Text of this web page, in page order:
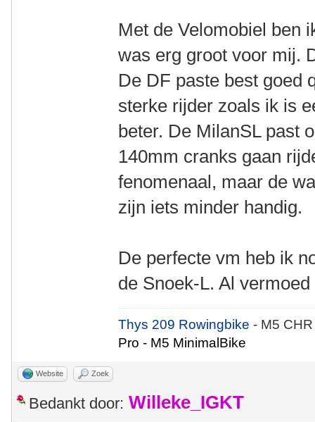
Met de Velomobiel ben
was erg groot voor mij.
De DF paste best goed
sterke rijder zoals ik is
beter. De MilanSL past
140mm cranks gaan
fenomenaal, maar de
zijn iets minder handig.
De perfecte vm heb ik
de Snoek-L. Al
Thys 209 Rowingbike- M5
Pro - M5 MinimalBike
Website Zoek
Bedankt door: Willeke_IGKT